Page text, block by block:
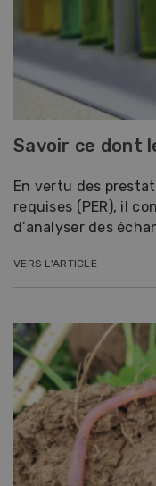
Savoir ce dont
En vertu des
requises (PER), il
d’analyser des
VERS L'ARTICLE